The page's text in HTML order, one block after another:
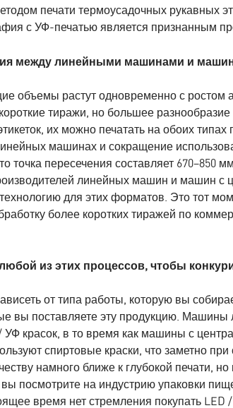
печати термоусадочных рукавных
с УФ-печатью является признанным
между линейными машинами и
объемы растут одновременно с ростом
тиражи, но большее
их можно печатать на обоих типах
машинах и сокращение
точка пересечения составляет 670–850
линейных машин и машин с
для этих форматов. Это тот
более коротких тиражей по
из этих процессов, чтобы
от типа работы, которую вы
вы поставляете эту продукцию. Машины
УФ красок, в то время как машины с
спиртовые краски, что заметно при
намного ближе к глубокой печати, но
посмотрите на индустрию упаковки
время нет стремления покупать